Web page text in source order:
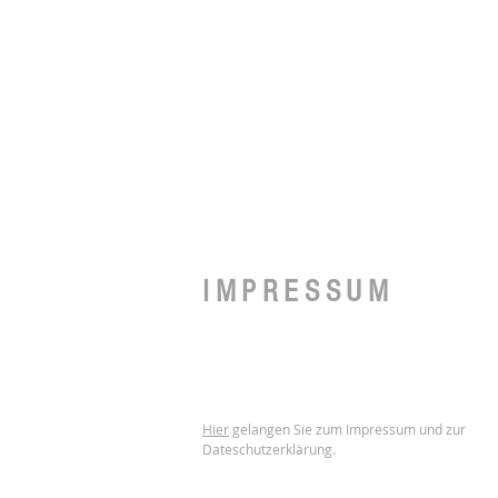
IMPRESSUM
Hier gelangen Sie zum Impressum und zur
Dateschutzerklärung.